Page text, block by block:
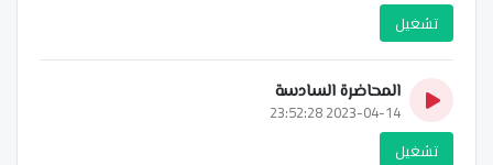
تشغيل
المحاضرة السادسة
2023-04-14 23:52:28
تشغيل